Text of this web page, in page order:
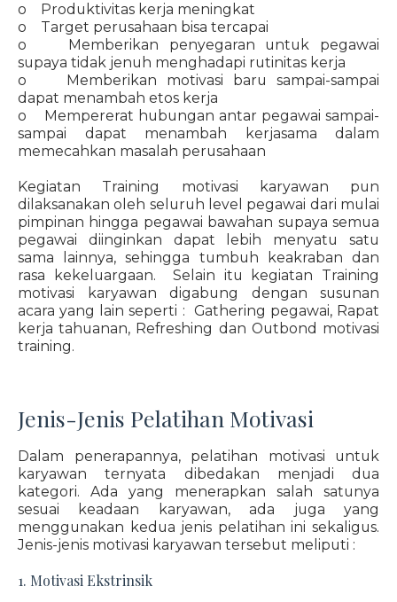
o Produktivitas kerja meningkat
o Target perusahaan bisa tercapai
o Memberikan penyegaran untuk pegawai
supaya tidak jenuh menghadapi rutinitas kerja
o Memberikan motivasi baru sampai-sampai
dapat menambah etos kerja
o Mempererat hubungan antar pegawai sampai-
sampai dapat menambah kerjasama dalam
memecahkan masalah perusahaan
Kegiatan Training motivasi karyawan pun
dilaksanakan oleh seluruh level pegawai dari mulai
pimpinan hingga pegawai bawahan supaya semua
pegawai diinginkan dapat lebih menyatu satu
sama lainnya, sehingga tumbuh keakraban dan
rasa kekeluargaan. Selain itu kegiatan Training
motivasi karyawan digabung dengan susunan
acara yang lain seperti : Gathering pegawai, Rapat
kerja tahuanan, Refreshing dan Outbond motivasi
training.
Jenis-Jenis Pelatihan Motivasi
Dalam penerapannya, pelatihan motivasi untuk
karyawan ternyata dibedakan menjadi dua
kategori. Ada yang menerapkan salah satunya
sesuai keadaan karyawan, ada juga yang
menggunakan kedua jenis pelatihan ini sekaligus.
Jenis-jenis motivasi karyawan tersebut meliputi :
1. Motivasi Ekstrinsik